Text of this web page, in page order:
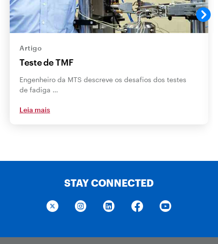
Artigo
Teste de TMF
Engenheiro da MTS descreve os desafios dos testes
de fadiga …
Leia mais
STAY CONNECTED